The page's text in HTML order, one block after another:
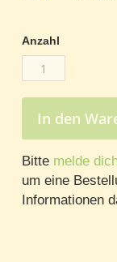
Anzahl
In den
Bitte melde
um eine
Informationen